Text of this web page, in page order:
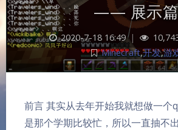
—— 展示篇
2020-7-18 16:49 |
Minecraft,开发,游
前言 其实从去年开始我就想做一个
是那个学期比较忙，所以一直抽不